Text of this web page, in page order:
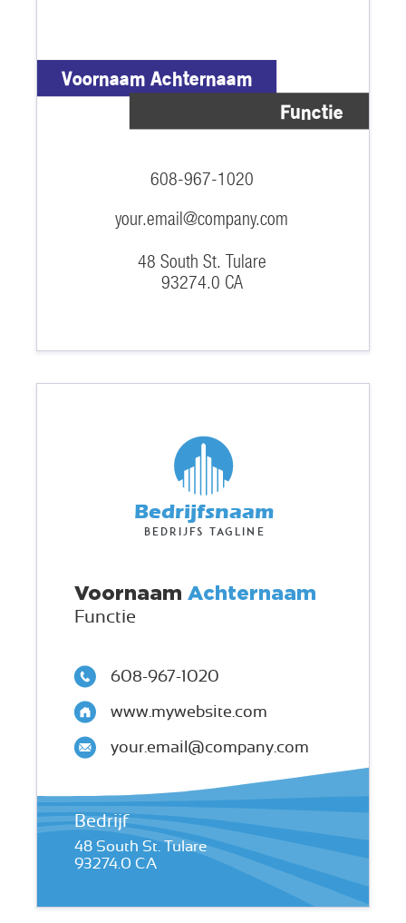
608-967-1020
your.email@company.com
48 South St. Tulare
93274.0 CA
Functie
Voornaam Achternaam
48 South St. Tulare
93274.0 CA
your.email@company.com
Bedrijf
608-967-1020
www.mywebsite.com
Voornaam Achternaam
Functie
Bedrijfsnaam
Bedrijfs tagline